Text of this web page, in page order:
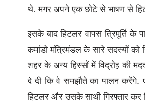
थे. मगर अपने एक छोटे से भाषण से
इसके बाद हिटलर वापस
कमांडो मंत्रिमंडल के सारे सदस्यों को
शहर के अन्य हिस्सों में विद्रोह की
दे दी कि वे समझौते का पालन करेंगे.
हिटलर और उसके साथी गिरफ्तार कर